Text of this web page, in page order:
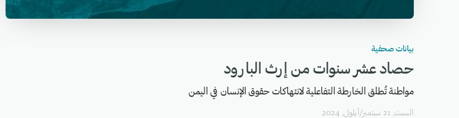
بيانات صحفية
حصاد عشر سنوات من إرث البارود
مواطنة تُطلق الخارطة التفاعلية لانتهاكات حقوق الإنسان في اليمن
السبت, 21 سبتمبر/أيلول, 2024